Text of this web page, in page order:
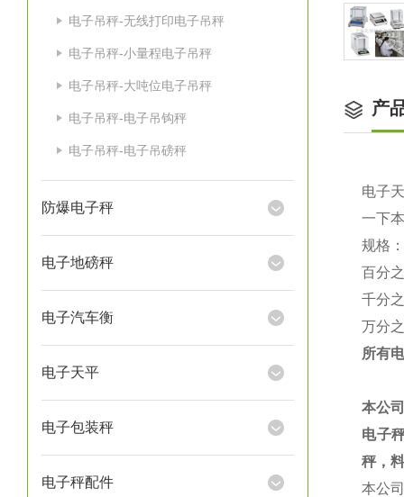
电子吊秤-无线打印电子吊秤
电子吊秤-小量程电子吊秤
电子吊秤-大吨位电子吊秤
电子吊秤-电子吊钩秤
电子吊秤-电子吊磅秤
防爆电子秤
电子地磅秤
电子汽车衡
电子天平
电子包装秤
电子秤配件
产
电子
一下
规格
百分
千分
万分
所有
本公
电子
秤，
本公